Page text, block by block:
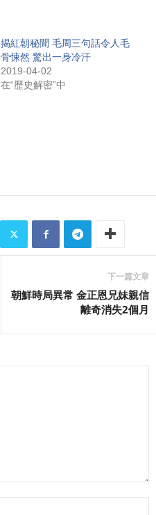
揭紅朝秘聞 毛周三句話令人毛
骨悚然 驚出一身冷汗
2019-04-02
在“歷史解密”中
下一篇文章
朝鮮時局異常 金正恩兄妹親信
離奇消失2個月